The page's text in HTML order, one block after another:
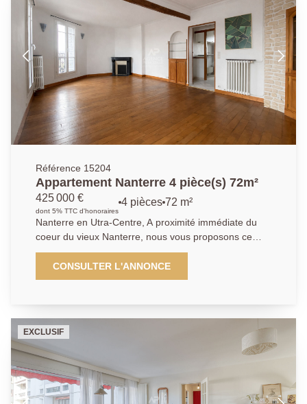
appartement idéalement situé, proche de toutes les
commodités, et au pied de la future ligne 15 du Métro.
Une cave et un box en sous-sol complètent ce bien.
Petite copropriété calme et arborée. Ses atouts: RER
Nanterre Ville à 12 min, marché, écoles et commerces
à 5 min. Nous contacter : 01.40.97.07.07 AP/LT.
Référence 15204
Appartement Nanterre 4 pièce(s) 72m²
425 000 €
dont 5% TTC d'honoraires
4 pièces 72 m²
Nanterre en Utra-Centre, A proximité immédiate du
coeur du vieux Nanterre, nous vous proposons ce
duplex de charme de 94m² de surface au sol
(72.30m² carrez). Au troisième et dernier étage, son
organisation idéale pour une famille, se compose
chambre et un rangement. A l'étage, un palier
pouvant accueillir un coin télétravail, deux chambres
et une salle de bains, et un WC. Une cave et un
emplacement extérieur de parking complètent ce
bien. Son emplacement répondra à toutes vos
attentes, proximité de toutes les commodités, des
CONSULTER L'ANNONCE
EXCLUSIF